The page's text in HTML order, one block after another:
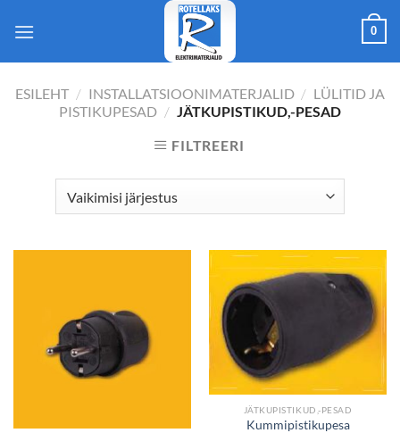
0
ESILEHT / INSTALLATSIOONIMATERJALID / LÜLITID JA
PISTIKUPESAD / JÄTKUPISTIKUD,-PESAD
FILTREERI
JÄTKUPISTIKUD,-PESAD
Kummipistikupesa